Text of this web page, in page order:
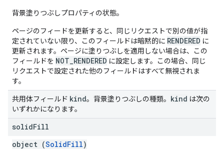
背景塗りつぶしプロパティの状態。
ページのフィードを更新すると、同じリクエストで別の値が指
定されていない限り、このフィールドは暗黙的に RENDERED に
更新されます。ページに塗りつぶしを適用しない場合は、この
フィールドを NOT_RENDERED に設定します。この場合、同じ
リクエストで設定された他のフィールドはすべて無視されま
す。
共用体フィールド kind。背景塗りつぶしの種類。 kind は次の
いずれかになります。
solidFill
object (SolidFill)